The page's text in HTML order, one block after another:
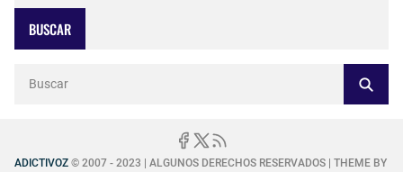
BUSCAR
ADICTIVOZ © 2007 - 2023 | ALGUNOS DERECHOS RESERVADOS | THEME BY